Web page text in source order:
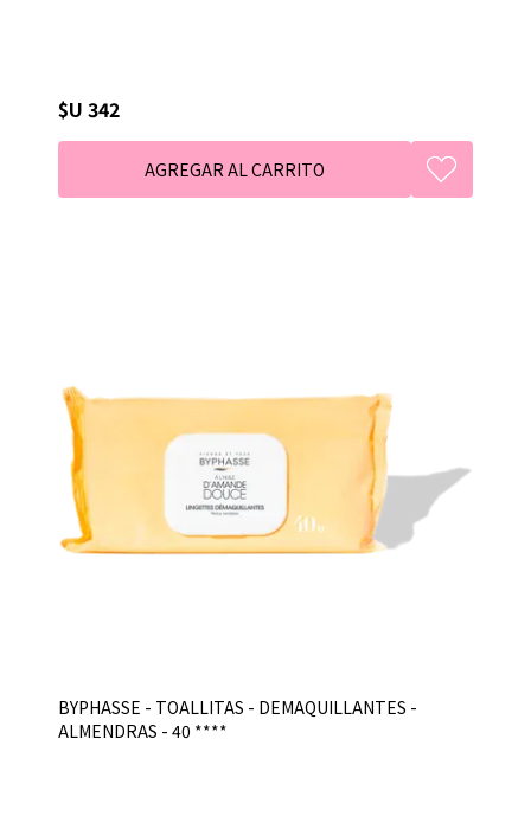
$U 342
BYPHASSE - TOALLITAS - DEMAQUILLANTES -
ALMENDRAS - 40 ****